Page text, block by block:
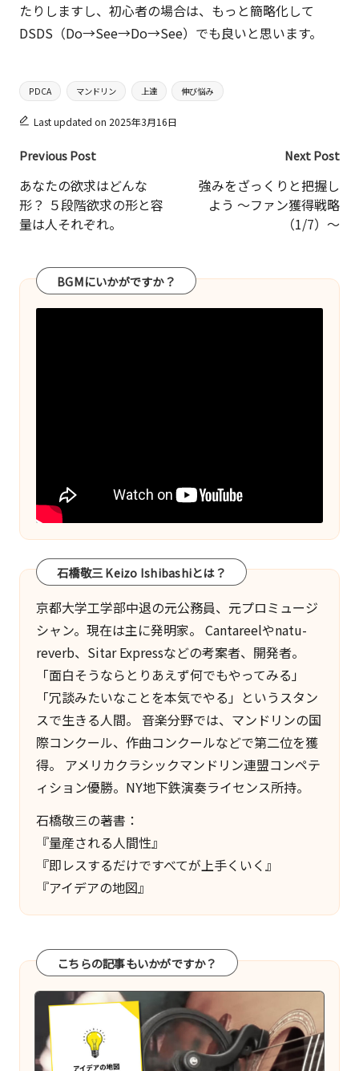
たりしますし、初心者の場合は、もっと簡略化して
DSDS（Do→See→Do→See）でも良いと思います。
Tags:
PDCA マンドリン 上達 伸び悩み
Last updated on 2025年3月16日
Post
navigation
Previous Post
あなたの欲求はどんな
形？ ５段階欲求の形と容
量は人それぞれ。
Next Post
強みをざっくりと把握し
よう ～ファン獲得戦略
（1/7）～
BGMにいかがですか？
石橋敬三 Keizo Ishibashiとは？
京都大学工学部中退の元公務員、元プロミュージ
シャン。現在は主に発明家。 Cantareelやnatu-
reverb、 Sitar Expressなどの考案者、開発者。
「面白そうならとりあえず何でもやってみる」
「冗談みたいなことを本気でやる」というスタン
スで生きる人間。 音楽分野では、マンドリンの国
際コンクール、作曲コンクールなどで第二位を獲
得。 アメリカクラシックマンドリン連盟コンペテ
ィション優勝。NY地下鉄演奏ライセンス所持。
石橋敬三の著書：
『量産される人間性』
『即レスするだけですべてが上手くいく』
『アイデアの地図』
こちらの記事もいかがですか？